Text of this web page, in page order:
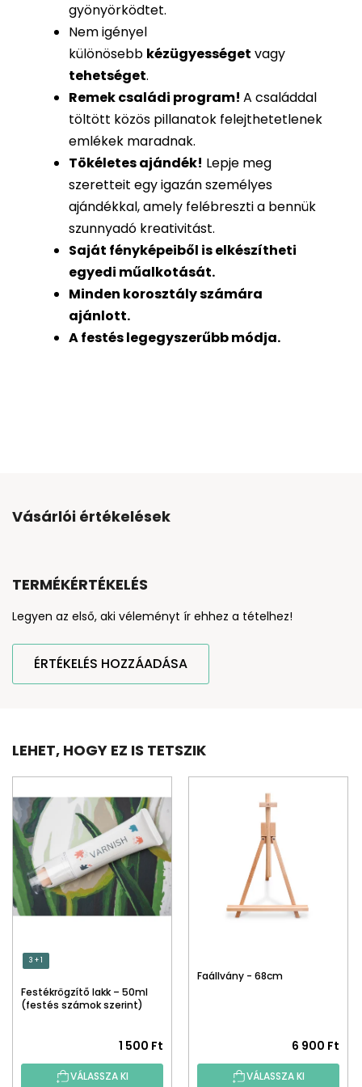
gyönyörködtet.
Nem igényel
különösebb kézügyességet vagy
tehetséget.
Remek családi program! A családdal
töltött közös pillanatok felejthetetlenek
emlékek maradnak.
Tökéletes ajándék! Lepje meg
szeretteit egy igazán személyes
ajándékkal, amely felébreszti a bennük
szunnyadó kreativitást.
Saját fényképeiből iselkészítheti
egyedi műalkotását.
Minden korosztály számára
ajánlott.
A festés legegyszerűbb módja.
Vásárlói értékelések
TERMÉKÉRTÉKELÉS
Legyen az első, aki véleményt ír ehhez a tételhez!
ÉRTÉKELÉS HOZZÁADÁSA
LEHET, HOGY EZ IS TETSZIK
3 + 1
Festékrögzítő lakk – 50ml
(festés számok szerint)
1 500 Ft
VÁLASSZA KI
Faállvány - 68cm
6 900 Ft
VÁLASSZA KI